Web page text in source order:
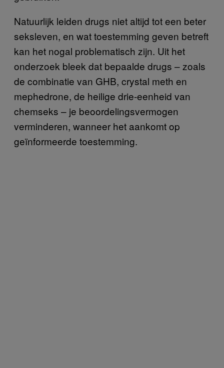
Natuurlijk leiden drugs niet altijd tot een beter
seksleven, en wat toestemming geven betreft
kan het nogal problematisch zijn. Uit het
onderzoek bleek dat bepaalde drugs – zoals
de combinatie van GHB, crystal meth en
mephedrone, de heilige drie-eenheid van
chemseks – je beoordelingsvermogen
verminderen, wanneer het aankomt op
geïnformeerde toestemming.